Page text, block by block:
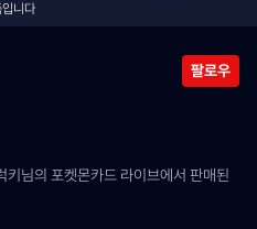
니다
팔로우
님의 포켓몬카드 라이브에서 판매된